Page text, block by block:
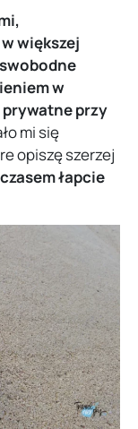
większej
w
prywatne przy
mi się
opiszę szerzej
łapcie